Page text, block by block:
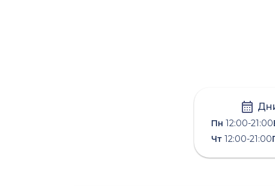
Пн 12:00-21:00
Чт 12:00-21:00